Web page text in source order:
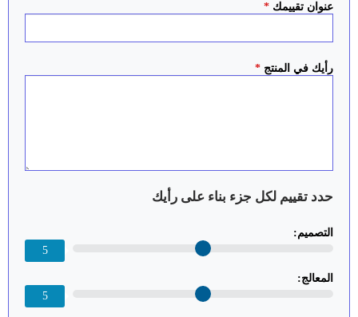
عنوان تقييمك *
رأيك في المنتج *
حدد تقييم لكل جزء بناء على رأيك
التصميم:
5
المعالج:
5